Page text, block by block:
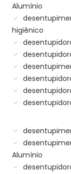
Alumínio
higiênico
Alumínio